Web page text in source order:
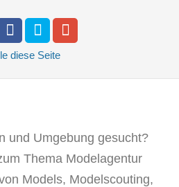
diese Seite
und Umgebung gesucht?
Thema Modelagentur
Models, Modelscouting,